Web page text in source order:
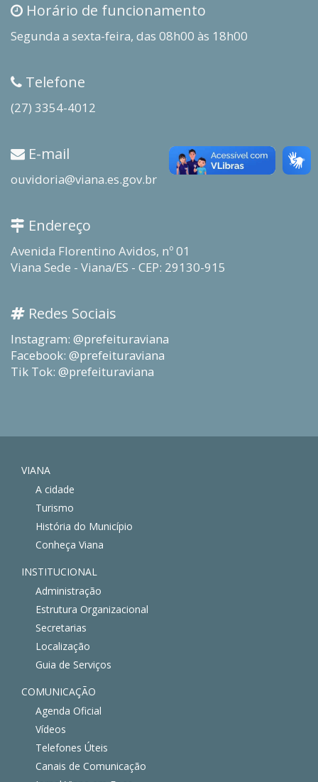
Horário de funcionamento
Segunda a sexta-feira, das 08h00 às 18h00
Telefone
(27) 3354-4012
E-mail
ouvidoria@viana.es.gov.br
Endereço
Avenida Florentino Avidos, nº 01
Viana Sede - Viana/ES - CEP: 29130-915
Redes Sociais
Instagram: @prefeituraviana
Facebook: @prefeituraviana
Tik Tok: @prefeituraviana
VIANA
A cidade
Turismo
História do Município
Conheça Viana
INSTITUCIONAL
Administração
Estrutura Organizacional
Secretarias
Localização
Guia de Serviços
COMUNICAÇÃO
Agenda Oficial
Vídeos
Telefones Úteis
Canais de Comunicação